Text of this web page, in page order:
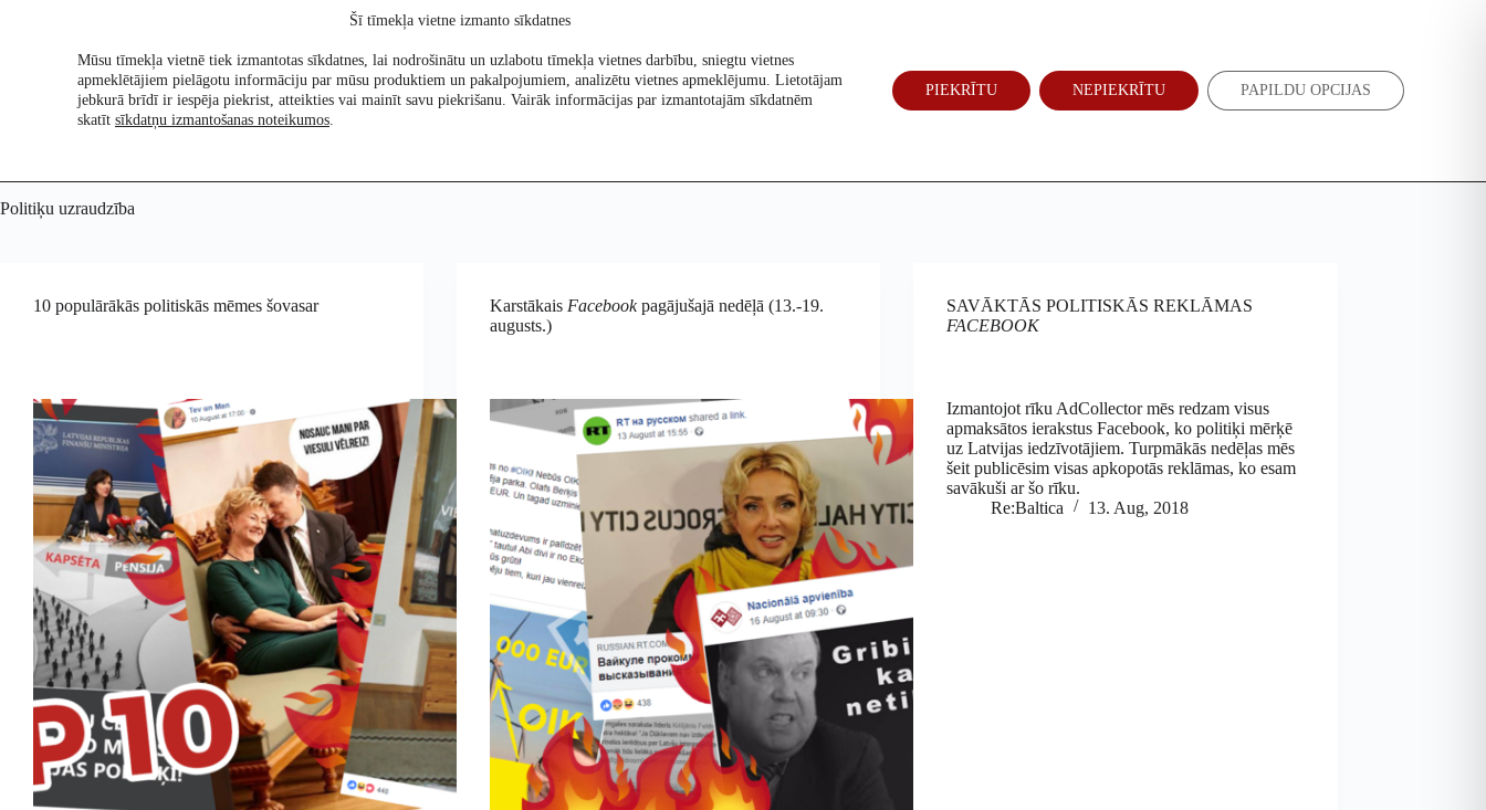
Pētījumi Re:Check Par mums Vēlēšanas 2026 EN RU
Politiķu uzraudzība
10 populārākās politiskās mēmes šovasar Karstākais Facebookpagājušajā nedēļā (13.-19.
augusts.)
SAVĀKTĀS POLITISKĀS REKLĀMAS
FACEBOOK
Izmantojot rīku AdCollector mēs redzam visus
apmaksātos ierakstus Facebook, ko politiķi mērķē
uz Latvijas iedzīvotājiem. Turpmākās nedēļas mēs
šeit publicēsim visas apkopotās reklāmas, ko esam
savākuši ar šo rīku.
Re:Baltica
13. Aug, 2018
Šī tīmekļa vietne izmanto sīkdatnes
Mūsu tīmekļa vietnē tiek izmantotas sīkdatnes, lai nodrošinātu un uzlabotu tīmekļa vietnes darbību, sniegtu vietnes
apmeklētājiem pielāgotu informāciju par mūsu produktiem un pakalpojumiem, analizētu vietnes apmeklējumu. Lietotājam
jebkurā brīdī ir iespēja piekrist, atteikties vai mainīt savu piekrišanu. Vairāk informācijas par izmantotajām sīkdatnēm
skatīt sīkdatņu izmantošanas noteikumos.
PIEKRĪTU NEPIEKRĪTU PAPILDU OPCIJAS